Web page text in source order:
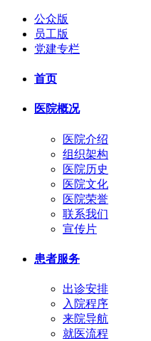
公众版
员工版
党建专栏
首页
医院概况
医院介绍
组织架构
医院历史
医院文化
医院荣誉
联系我们
宣传片
患者服务
出诊安排
入院程序
来院导航
就医流程